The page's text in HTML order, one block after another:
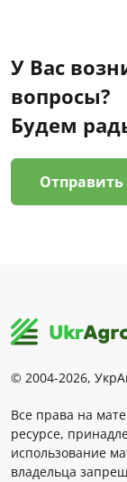
У Вас
вопросы?
Будем
Отправить
© 2004-2026,
Все права на
ресурсе,
использование
владельца